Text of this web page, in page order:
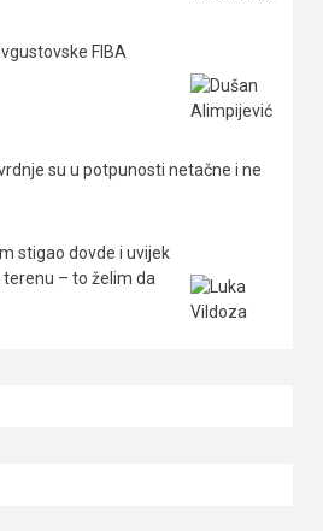
FIBA
su u potpunosti netačne i ne
stigao dovde i uvijek
– to želim da